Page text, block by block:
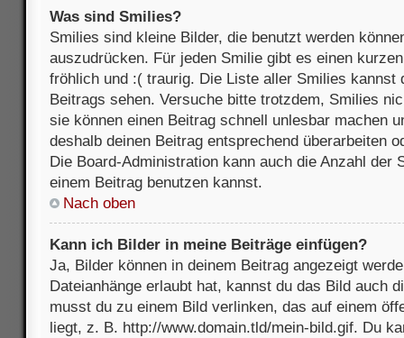
Was sind Smilies?
Smilies sind kleine Bilder, die benutzt werden
auszudrücken. Für jeden Smilie gibt es einen
fröhlich und :( traurig. Die Liste aller Smilies kannst
Beitrags sehen. Versuche bitte trotzdem, Smilies
sie können einen Beitrag schnell unlesbar machen
deshalb deinen Beitrag entsprechend überarbeiten
Die Board-Administration kann auch die Anzahl der
einem Beitrag benutzen kannst.
Nach oben
Kann ich Bilder in meine Beiträge einfügen?
Ja, Bilder können in deinem Beitrag angezeigt
Dateianhänge erlaubt hat, kannst du das Bild auch
musst du zu einem Bild verlinken, das auf einem
liegt, z. B. http://www.domain.tld/mein-bild.gif. Du